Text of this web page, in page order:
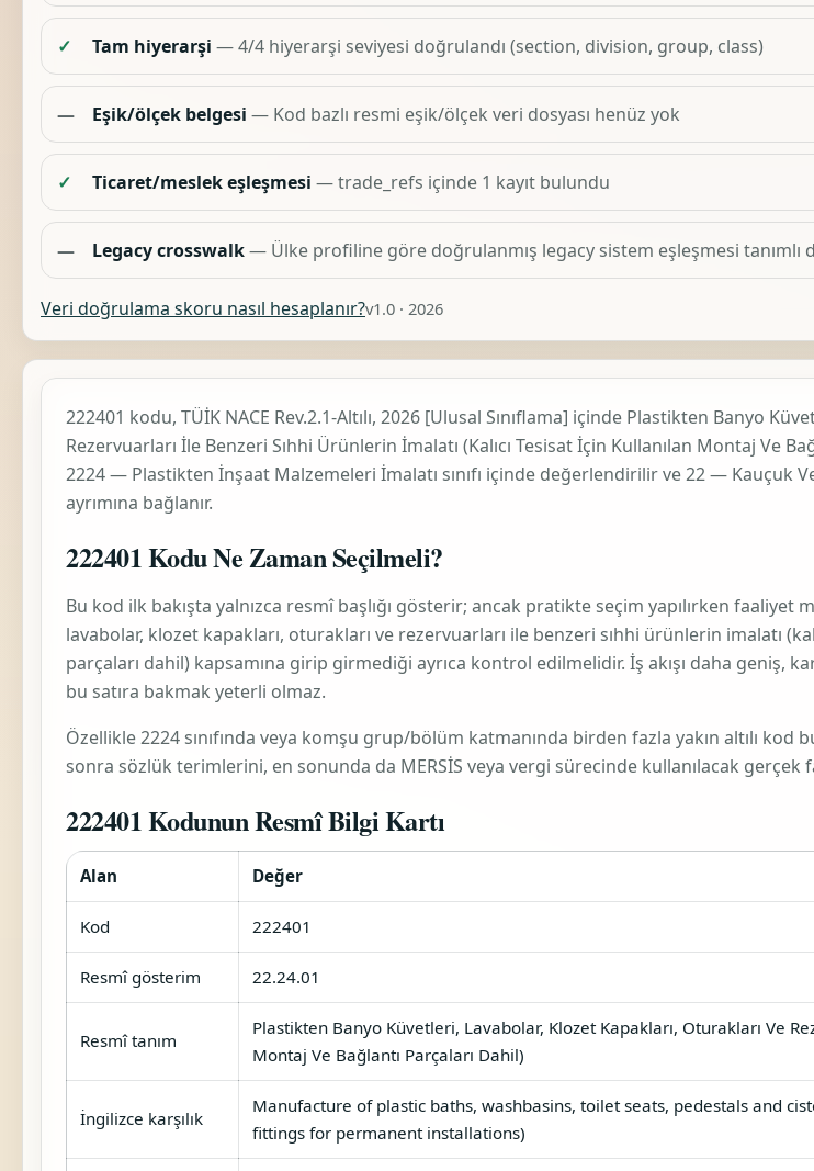
✓ Tam hiyerarşi — 4/4 hiyerarşi seviyesi doğrulandı (section, division, group, class)
— Eşik/ölçek belgesi — Kod bazlı resmi eşik/ölçek veri dosyası henüz yok
✓ Ticaret/meslek eşleşmesi — trade_refs içinde 1 kayıt bulundu
— Legacy crosswalk— Ülke profiline göre doğrulanmış legacy sistem eşleşmesi tanımlı
Veri doğrulama skoru nasıl hesaplanır?v1.0 · 2026
222401 kodu, TÜİK NACE Rev.2.1-Altılı, 2026 [Ulusal Sınıflama] içinde Plastikten Banyo
Rezervuarları İle Benzeri Sıhhi Ürünlerin İmalatı (Kalıcı Tesisat İçin Kullanılan Montaj Ve
2224 — Plastikten İnşaat Malzemeleri İmalatı sınıfı içinde değerlendirilir ve22 — Kauçuk
ayrımına bağlanır.
222401 Kodu Ne Zaman Seçilmeli?
Bu kod ilk bakışta yalnızca resmî başlığı gösterir; ancak pratikte seçim yapılırken faaliyet
lavabolar, klozet kapakları, oturakları ve rezervuarları ile benzeri sıhhi ürünlerin imalatı
parçaları dahil) kapsamına girip girmediği ayrıca kontrol edilmelidir. İş akışı daha geniş,
bu satıra bakmak yeterli olmaz.
Özellikle 2224 sınıfında veya komşu grup/bölüm katmanında birden fazla yakın altılı kod
sonra sözlük terimlerini, en sonunda da MERSİS veya vergi sürecinde kullanılacak gerçek
222401 Kodunun Resmî Bilgi Kartı
Alan Değer
Kod 222401
Resmî gösterim 22.24.01
Resmî tanım
Plastikten Banyo Küvetleri, Lavabolar, Klozet Kapakları, Oturakları Ve
Montaj Ve Bağlantı Parçaları Dahil)
İngilizce karşılık
Manufacture of plastic baths, washbasins, toilet seats, pedestals and
fittings for permanent installations)